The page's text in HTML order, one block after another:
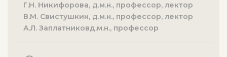
Г.Н. Никифорова, д.м.н., профессор, лектор
В.М. Свистушкин, д.м.н., профессор, лектор
А.Л. Заплатниковд.м.н., профессор